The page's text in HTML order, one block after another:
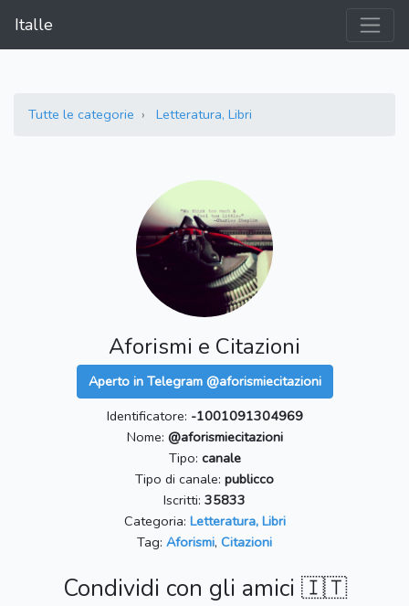
Italle
Tutte le categorie Letteratura, Libri
Aforismi e Citazioni
Aperto in Telegram @aforismiecitazioni
Identificatore: -1001091304969
Nome: @aforismiecitazioni
Tipo: canale
Tipo di canale: publicco
Iscritti: 35833
Categoria: Letteratura, Libri
Tag: Aforismi, Citazioni
Condividi con gli amici 🇮🇹